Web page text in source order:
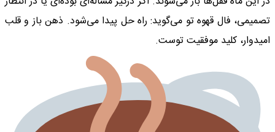
تصمیمی، فال قهوه تو می‌گوید: راه حل پیدا می‌شود. ذهن باز و قلب
امیدوار، کلید موفقیت توست.